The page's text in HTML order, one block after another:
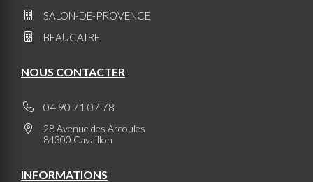
SALON-DE-PROVENCE
BEAUCAIRE
NOUS CONTACTER
04 90 71 07 78
28 Avenue des Arcoules
84300 Cavaillon
INFORMATIONS